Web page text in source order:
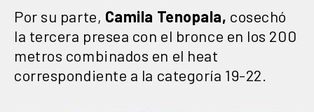
Por su parte, Camila Tenopala, cosechó
la tercera presea con el bronce en los 200
metros combinados en el heat
correspondiente a la categoría 19-22.